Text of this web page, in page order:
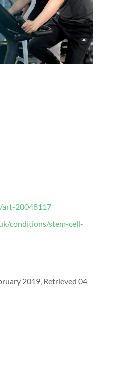
art-20048117
conditions/stem-cell-
2019, Retrieved 04